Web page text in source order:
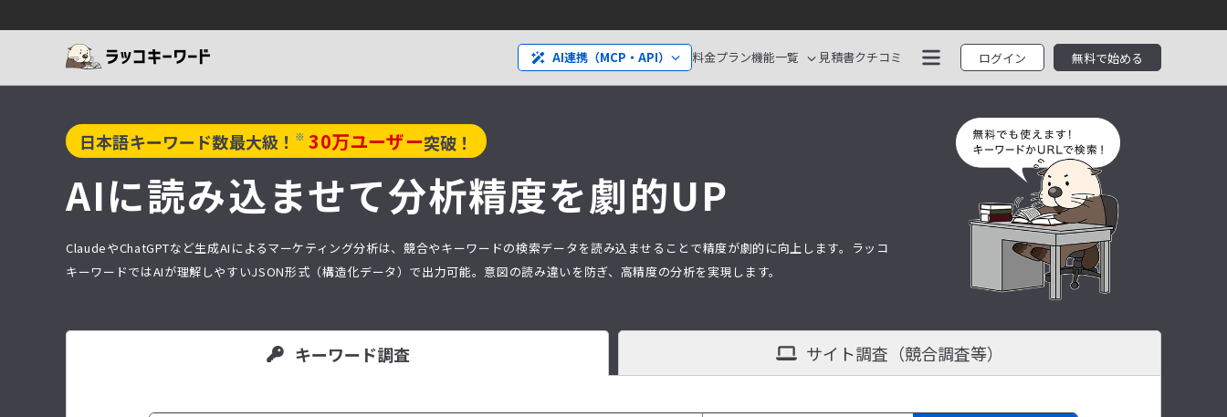
料金プラン機能一覧
AI連携（MCP・API） 見積書クチコミ ログイン 無料で始める
日本語キーワード数最大級！ ※ 30万ユーザー突破！
AIに読み込ませて分析精度を劇的UP
ClaudeやChatGPTなど生成AIによるマーケティング分析は、競合やキーワードの検索データを読み込ませることで精度が劇的に向上します。ラッコ
キーワードではAIが理解しやすいJSON形式（構造化データ）で出力可能。意図の読み違いを防ぎ、高精度の分析を実現します。
キーワード調査 サイト調査 （競合調査等）